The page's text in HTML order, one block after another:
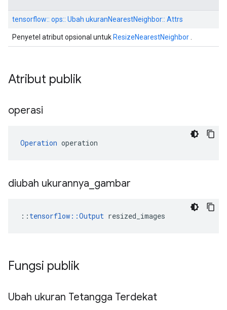
tensorflow:: ops:: Ubah ukuranNearestNeighbor:: Attrs
Penyetel atribut opsional untuk ResizeNearestNeighbor
Atribut publik
operasi
Operation operation
diubah ukurannya gambar
:: tensorflow::Output resized_images
Fungsi publik
Ubah ukuran Tetangga Terdekat